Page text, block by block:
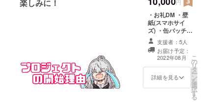
楽しみに！
します)
円
・お礼DM ・壁
紙(スマホサイ
ズ) ・缶バッチ
(54mm) ・名前
入りボイスメッ
セージ(呼んでほ
しい名前の記載
をお願いします)
・アクリルキー
(70mm×70㎜)
支援者：5人
お届け予定：
2022年08月
詳細を見る
こ
の
リ
タ
ー
ン
を
選
択
す
る